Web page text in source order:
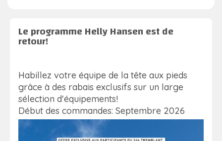
Le programme Helly Hansen est de
retour!
Habillez votre équipe de la tête aux pieds
grâce à des rabais exclusifs sur un large
sélection d'équipements!
Début des commandes: Septembre 2026